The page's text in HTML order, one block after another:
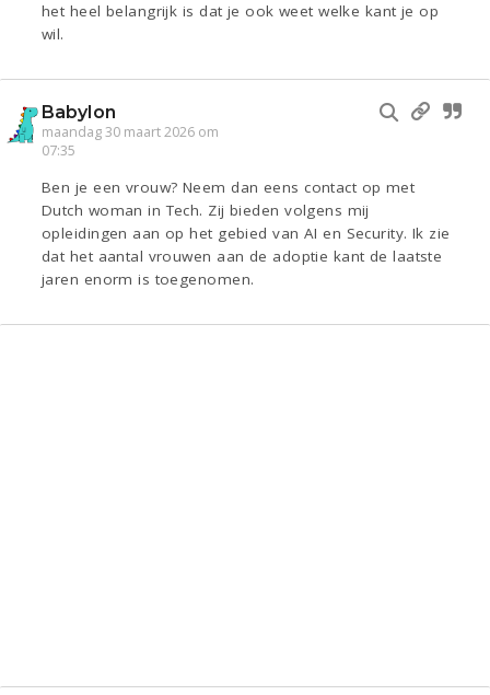
het heel belangrijk is dat je ook weet welke kant je op
wil.
Babylon
maandag 30 maart 2026 om
07:35
Ben je een vrouw? Neem dan eens contact op met
Dutch woman in Tech. Zij bieden volgens mij
opleidingen aan op het gebied van AI en Security. Ik zie
dat het aantal vrouwen aan de adoptie kant de laatste
jaren enorm is toegenomen.